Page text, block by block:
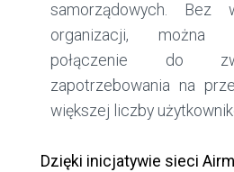
samorządowych. Bez
organizacji, można
połączenie do
zapotrzebowania na
większej liczby
Dzięki inicjatywie sieci